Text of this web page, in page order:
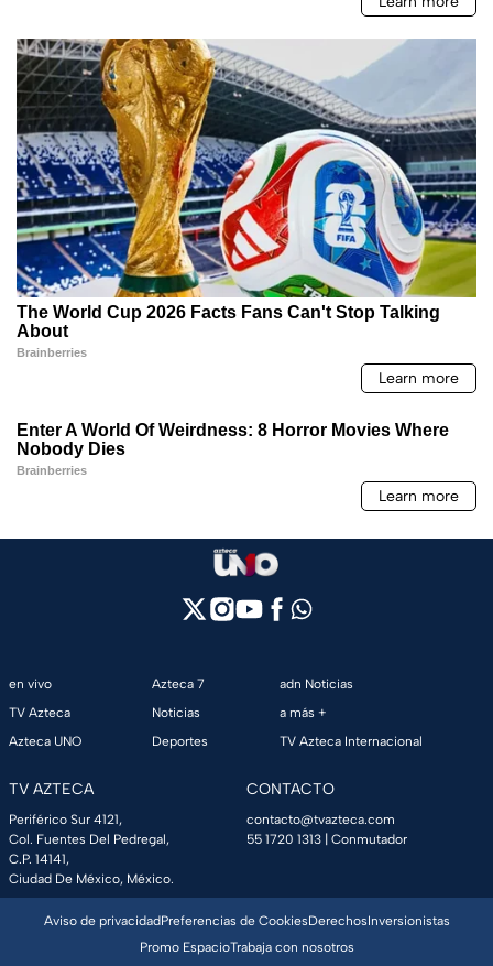
en vivo
TV Azteca
Azteca UNO
Azteca 7
Noticias
Deportes
adn Noticias
a más +
TV Azteca Internacional
TV AZTECA
Periférico Sur 4121,
Col. Fuentes Del Pedregal,
C.P. 14141,
Ciudad De México, México.
CONTACTO
contacto@tvazteca.com
55 1720 1313 | Conmutador
Aviso de privacidadPreferencias de CookiesDerechosInversionistas
Promo EspacioTrabaja con nosotros